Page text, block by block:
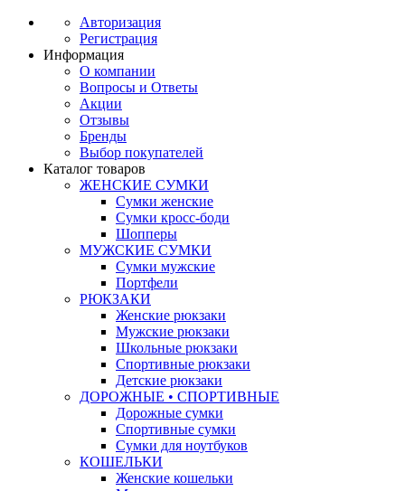
Авторизация
Регистрация
Информация
О компании
Вопросы и Ответы
Акции
Отзывы
Бренды
Выбор покупателей
Каталог товаров
ЖЕНСКИЕ СУМКИ
Сумки женские
Сумки кросс-боди
Шопперы
МУЖСКИЕ СУМКИ
Сумки мужские
Портфели
РЮКЗАКИ
Женские рюкзаки
Мужские рюкзаки
Школьные рюкзаки
Спортивные рюкзаки
Детские рюкзаки
ДОРОЖНЫЕ • СПОРТИВНЫЕ
Дорожные сумки
Спортивные сумки
Сумки для ноутбуков
КОШЕЛЬКИ
Женские кошельки